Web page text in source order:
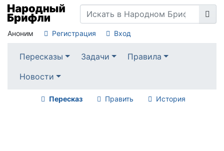
Аноним Регистрация Вход
Пересказы Задачи
Правила
Новости
Пересказ Править История